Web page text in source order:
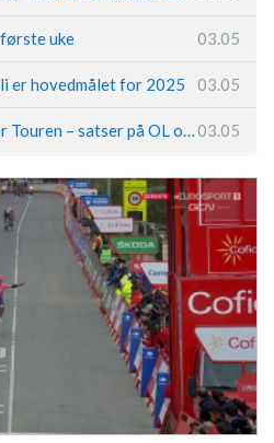
uke 03.05
er hovedmålet for 2025 03.05
Remco Evenepoel dropper Touren – satser på OL og Vueltaen03.05